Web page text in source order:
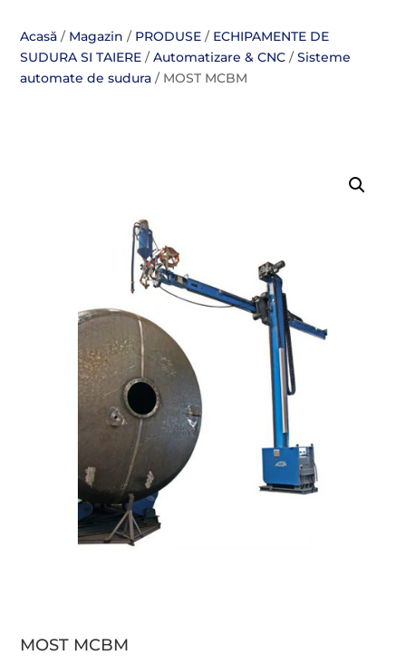
Acasă / Magazin / PRODUSE / ECHIPAMENTE DE
SUDURA SI TAIERE /Automatizare & CNC /Sisteme
automate de sudura / MOST MCBM
MOST MCBM